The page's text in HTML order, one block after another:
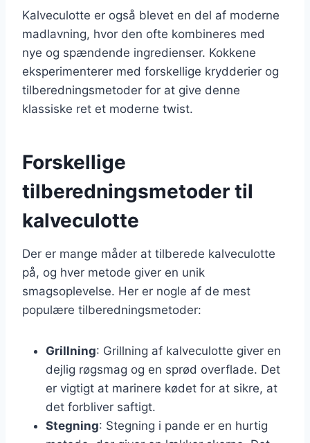
Kalveculotte er også blevet en del af moderne
madlavning, hvor den ofte kombineres med
nye og spændende ingredienser. Kokkene
eksperimenterer med forskellige krydderier og
tilberedningsmetoder for at give denne
klassiske ret et moderne twist.
Forskellige
tilberedningsmetoder til
kalveculotte
Der er mange måder at tilberede kalveculotte
på, og hver metode giver en unik
smagsoplevelse. Her er nogle af de mest
populære tilberedningsmetoder:
Grillning: Grillning af kalveculotte giver en
dejlig røgsmag og en sprød overflade. Det
er vigtigt at marinere kødet for at sikre, at
det forbliver saftigt.
Stegning: Stegning i pande er en hurtig